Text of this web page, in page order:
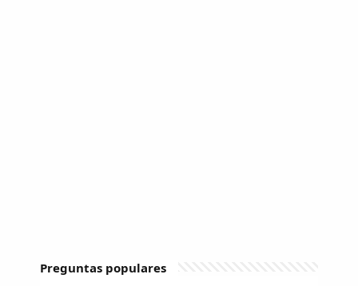
Preguntas populares